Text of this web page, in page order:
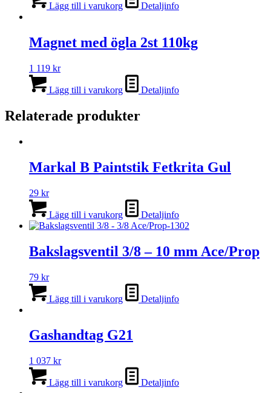
Lägg till i varukorg Detaljinfo
Magnet med ögla 2st 110kg
1 119 kr
Lägg till i varukorg Detaljinfo
Relaterade produkter
Markal B Paintstik Fetkrita Gul
29 kr
Lägg till i varukorg Detaljinfo
Bakslagsventil 3/8 – 10 mm Ace/Prop
79 kr
Lägg till i varukorg Detaljinfo
Gashandtag G21
1 037 kr
Lägg till i varukorg Detaljinfo